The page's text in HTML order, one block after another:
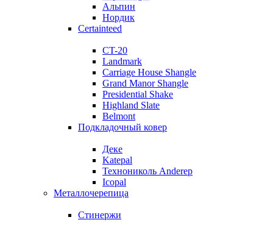
Альпин
Нордик
Certainteed
CT-20
Landmark
Carriage House Shangle
Grand Manor Shangle
Presidential Shake
Highland Slate
Belmont
Подкладочный ковер
Деке
Katepal
Технониколь Anderep
Icopal
Металлочерепица
Стинержи